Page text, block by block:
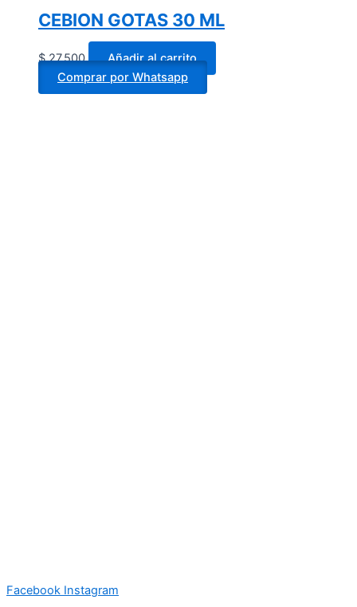
CEBION GOTAS 30 ML
$27.500
Añadir al carrito
Comprar por Whatsapp
Facebook Instagram